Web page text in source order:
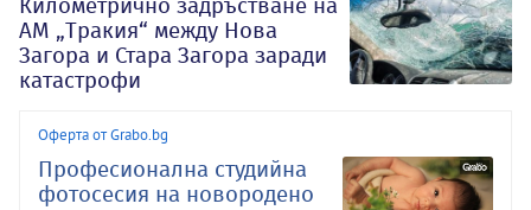
АМ „Тракия“ между Нова
Загора и Стара Загора заради
катастрофи
Оферта от Grabo.bg
Професионална студийна
фотосесия на новородено